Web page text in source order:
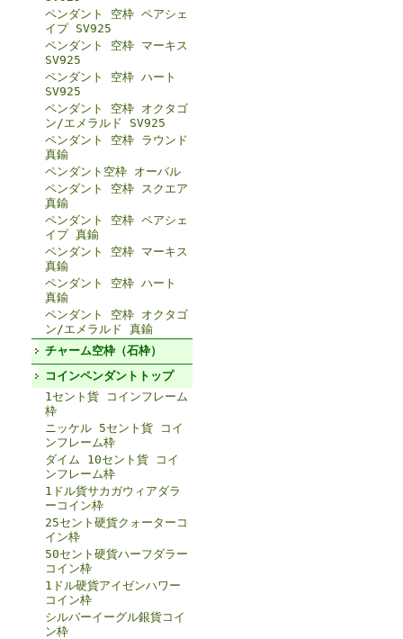
ペンダント 空枠 ペアシェ
イプ SV925
ペンダント 空枠 マーキス
SV925
ペンダント 空枠 ハート
SV925
ペンダント 空枠 オクタゴ
ン/エメラルド SV925
ペンダント 空枠 ラウンド
真鍮
ペンダント空枠 オーバル
ペンダント 空枠 スクエア
真鍮
ペンダント 空枠 ペアシェ
イプ 真鍮
ペンダント 空枠 マーキス
真鍮
ペンダント 空枠 ハート
真鍮
ペンダント 空枠 オクタゴ
ン/エメラルド 真鍮
チャーム空枠（石枠）
コインペンダントトップ
1セント貨 コインフレーム
枠
ニッケル 5セント貨 コイ
ンフレーム枠
ダイム 10セント貨 コイ
ンフレーム枠
1ドル貨サカガウィアダラ
ーコイン枠
25セント硬貨クォーターコ
イン枠
50セント硬貨ハーフダラー
コイン枠
1ドル硬貨アイゼンハワー
コイン枠
シルバーイーグル銀貨コイ
ン枠